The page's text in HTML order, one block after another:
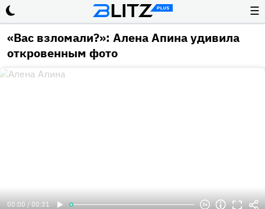
☰
«Вас взломали?»: Алена Апина удивила
откровенным фото
00:00 / 00:31